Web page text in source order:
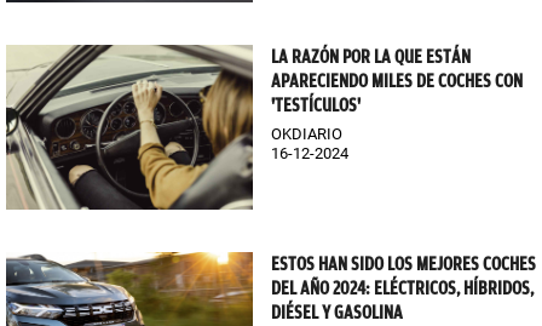
LA RAZÓN POR LA QUE ESTÁN
APARECIENDO MILES DE COCHES CON
'TESTÍCULOS'
OKDIARIO
16-12-2024
ESTOS HAN SIDO LOS MEJORES COCHES
DEL AÑO 2024: ELÉCTRICOS, HÍBRIDOS,
DIÉSEL Y GASOLINA